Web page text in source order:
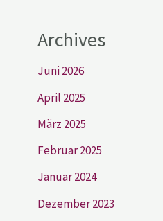
Archives
Juni 2026
April 2025
März 2025
Februar 2025
Januar 2024
Dezember 2023